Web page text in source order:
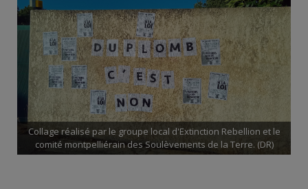
Collage réalisé par le groupe local d'Extinction Rebellion et le
comité montpelliérain des Soulèvements de la Terre. (DR)